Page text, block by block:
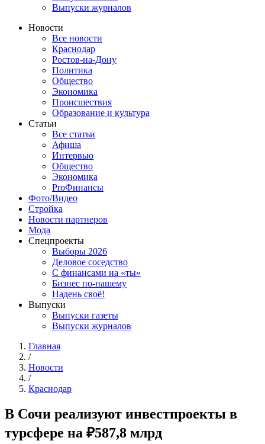
Выпуски журналов
Новости
Все новости
Краснодар
Ростов-на-Дону
Политика
Общество
Экономика
Происшествия
Образование и культура
Статьи
Все статьи
Афиша
Интервью
Общество
Экономика
ProФинансы
Фото/Видео
Стройка
Новости партнеров
Мода
Спецпроекты
Выборы 2026
Деловое соседство
С финансами на «ты»
Бизнес по-нашему
Надень своё!
Выпуски
Выпуски газеты
Выпуски журналов
Главная
/
Новости
/
Краснодар
В Сочи реализуют инвестпроекты в
турсфере на ₽587,8 млрд